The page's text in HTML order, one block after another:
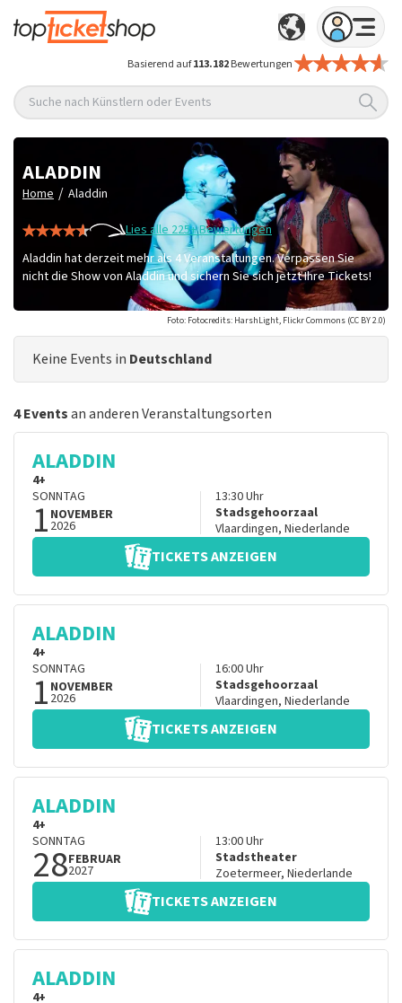
Basierend auf113.182Bewertungen
Suche nach Künstlern oder Events
ALADDIN
Home / Aladdin
Lies alle 225+ Bewertungen
Aladdin hat derzeit mehr als 4 Veranstaltungen. Verpassen Sie
nicht die Show von Aladdin und sichern Sie sich jetzt Ihre Tickets!
Foto: Fotocredits: HarshLight, Flickr Commons (CC BY 2.0)
Keine Events in Deutschland
4 Eventsan anderen Veranstaltungsorten
ALADDIN
4+
SONNTAG
1 NOVEMBER
2026
13:30Uhr
Stadsgehoorzaal
Vlaardingen, Niederlande
TICKETS ANZEIGEN
ALADDIN
4+
SONNTAG
1 NOVEMBER
2026
16:00Uhr
Stadsgehoorzaal
Vlaardingen, Niederlande
TICKETS ANZEIGEN
ALADDIN
4+
SONNTAG
28FEBRUAR
2027
13:00Uhr
Stadstheater
Zoetermeer, Niederlande
TICKETS ANZEIGEN
ALADDIN
4+